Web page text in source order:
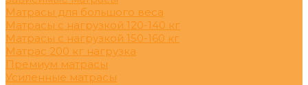
Матрасы для большого веса
Матрасы с нагрузкой 120-140 кг
Матрасы с нагрузкой 150-160 кг
Матрас 200 кг нагрузка
Премиум матрасы
Усиленные матрасы